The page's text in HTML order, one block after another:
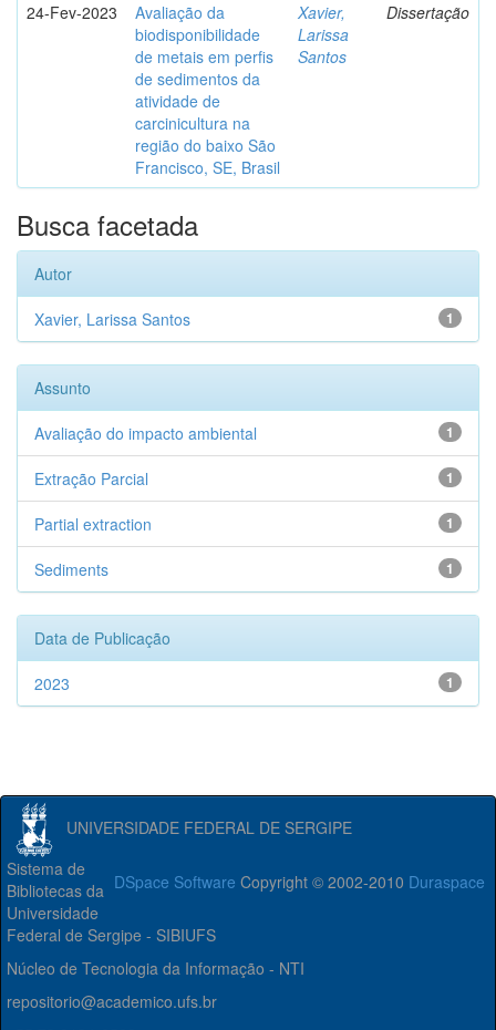
24-Fev-2023
Avaliação da
biodisponibilidade
de metais em perfis
de sedimentos da
atividade de
carcinicultura na
região do baixo São
Francisco, SE, Brasil
Xavier,
Larissa
Santos
Dissertação
Busca facetada
Autor
1
Xavier, Larissa Santos
Assunto
1
Avaliação do impacto ambiental
1
Extração Parcial
1
Partial extraction
1
Sediments
Data de Publicação
1
2023
UNIVERSIDADE FEDERAL DE SERGIPE
DSpace Software Copyright © 2002-2010 Duraspace
Sistema de
Bibliotecas da
Universidade
Federal de Sergipe - SIBIUFS
Núcleo de Tecnologia da Informação - NTI
repositorio@academico.ufs.br